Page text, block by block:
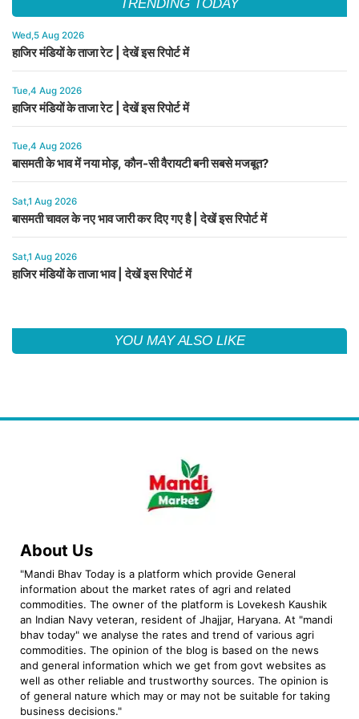
TRENDING TODAY
Wed,5 Aug 2026
हाजिर मंडियों के ताजा रेट | देखें इस रिपोर्ट में
Tue,4 Aug 2026
हाजिर मंडियों के ताजा रेट | देखें इस रिपोर्ट में
Tue,4 Aug 2026
बासमती के भाव में नया मोड़, कौन-सी वैरायटी बनी सबसे मजबूत?
Sat,1 Aug 2026
बासमती चावल के नए भाव जारी कर दिए गए है | देखें इस रिपोर्ट में
Sat,1 Aug 2026
हाजिर मंडियों के ताजा भाव | देखें इस रिपोर्ट में
YOU MAY ALSO LIKE
About Us
"Mandi Bhav Today is a platform which provide General
information about the market rates of agri and related
commodities. The owner of the platform is Lovekesh Kaushik
an Indian Navy veteran, resident of Jhajjar, Haryana. At "mandi
bhav today" we analyse the rates and trend of various agri
commodities. The opinion of the blog is based on the news
and general information which we get from govt websites as
well as other reliable and trustworthy sources. The opinion is
of general nature which may or may not be suitable for taking
business decisions."